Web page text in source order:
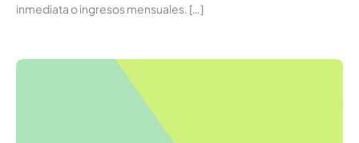
inmediata o ingresos mensuales. […]